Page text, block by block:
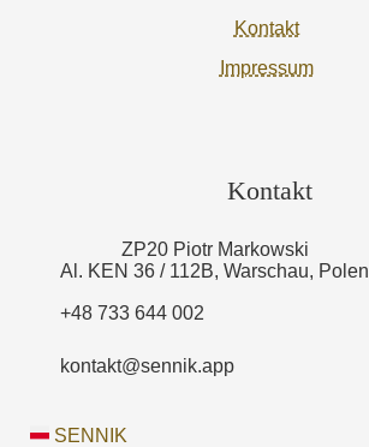
Kontakt
Impressum
Kontakt
ZP20 Piotr Markowski
Al. KEN 36 / 112B, Warschau, Polen
+48 733 644 002
kontakt@sennik.app
SENNIK